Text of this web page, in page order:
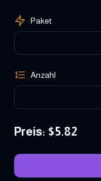
Paket
Anzahl
Preis: $5.82